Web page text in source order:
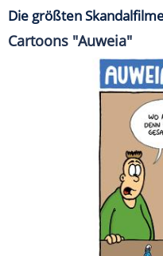
Die größten
Cartoons "Auweia"